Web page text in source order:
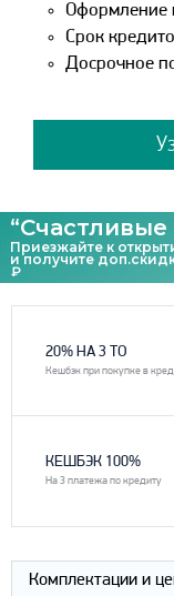
Оформление
Срок
Досрочное
“Счастливые
Приезжайте к
и получите
₽
20% НА 3 ТО
Кешбэк при покупке в
КЕШБЭК 100%
На 3 платежа по кредиту
Комплектации и